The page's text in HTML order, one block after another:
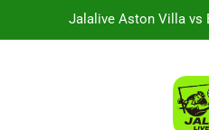
Jalalive Aston Villa vs
Saksikan